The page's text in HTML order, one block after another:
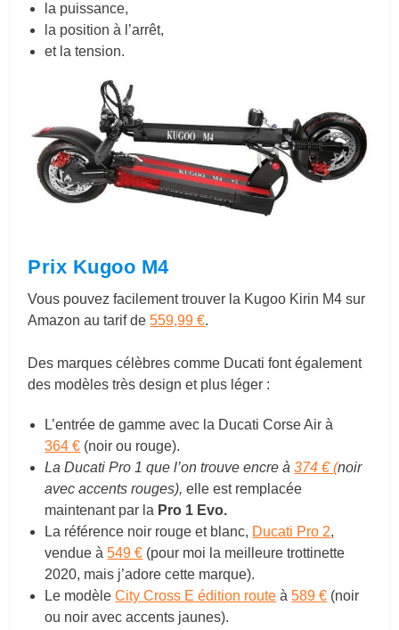
la puissance,
la position à l’arrêt,
et la tension.
Prix Kugoo M4
Vous pouvez facilement trouver la Kugoo Kirin M4 sur
Amazon au tarif de559,99 €.
Des marques célèbres comme Ducati font également
des modèles très design et plus léger :
L’entrée de gamme avec la Ducati Corse Air à
364 € (noir ou rouge).
La Ducati Pro 1 que l’on trouve encre à374 € (noir
avec accents rouges),elle est remplacée
maintenant par la Pro 1 Evo.
La référence noir rouge et blanc, Ducati Pro 2,
vendue à549 € (pour moi la meilleure trottinette
2020, mais j’adore cette marque).
Le modèleCity Cross E édition route à589 € (noir
ou noir avec accents jaunes).